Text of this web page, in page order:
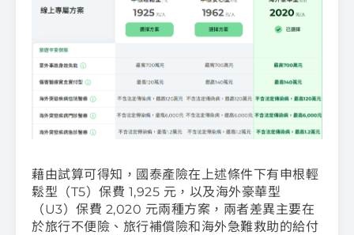
藉由試算可得知，國泰產險在上述條件下有申根輕
鬆型（T5）保費 1,925 元，以及海外豪華型
（U3）保費 2,020 元兩種方案，兩者差異主要在
於旅行不便險、旅行補償險和海外急難救助的給付